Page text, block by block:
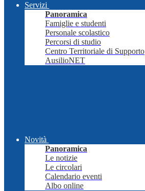
Servizi
Panoramica
Famiglie e studenti
Personale scolastico
Percorsi di studio
Centro Territoriale di Supporto
AusilioNET
Novità
Panoramica
Le notizie
Le circolari
Calendario eventi
Albo online